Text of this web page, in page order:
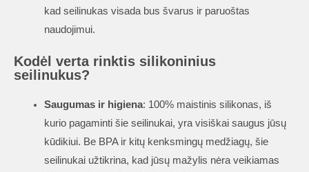
kad seilinukas visada bus švarus ir paruoštas
naudojimui.
Kodėl verta rinktis silikoninius
seilinukus?
Saugumas ir higiena: 100% maistinis silikonas, iš
kurio pagaminti šie seilinukai, yra visiškai saugus jūsų
kūdikiui. Be BPA ir kitų kenksmingų medžiagų, šie
seilinukai užtikrina, kad jūsų mažylis nėra veikiamas